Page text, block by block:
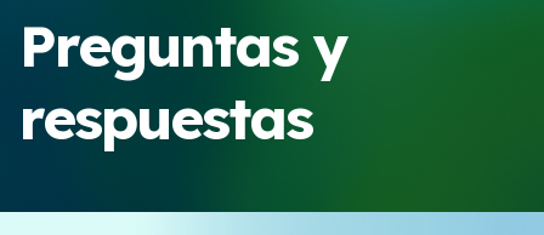
Violencia de pareja
Recursos y campañas
Preguntas y
respuestas